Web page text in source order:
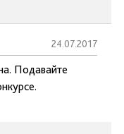
24.07.2017
Подавайте